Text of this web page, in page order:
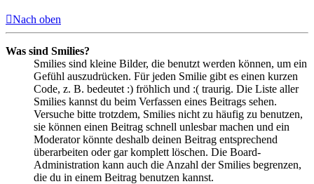
Nach oben
Was sind Smilies?
Smilies sind kleine Bilder, die benutzt werden können, um ein
Gefühl auszudrücken. Für jeden Smilie gibt es einen kurzen
Code, z. B. bedeutet :) fröhlich und :( traurig. Die Liste aller
Smilies kannst du beim Verfassen eines Beitrags sehen.
Versuche bitte trotzdem, Smilies nicht zu häufig zu benutzen,
sie können einen Beitrag schnell unlesbar machen und ein
Moderator könnte deshalb deinen Beitrag entsprechend
überarbeiten oder gar komplett löschen. Die Board-
Administration kann auch die Anzahl der Smilies begrenzen,
die du in einem Beitrag benutzen kannst.